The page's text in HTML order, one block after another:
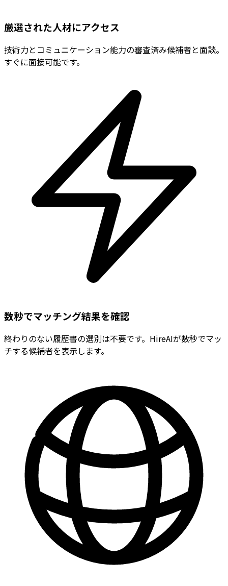
厳選された人材にアクセス
技術力とコミュニケーション能力の審査済み候補者と面談。
すぐに面接可能です。
数秒でマッチング結果を確認
終わりのない履歴書の選別は不要です。HireAIが数秒でマッ
チする候補者を表示します。